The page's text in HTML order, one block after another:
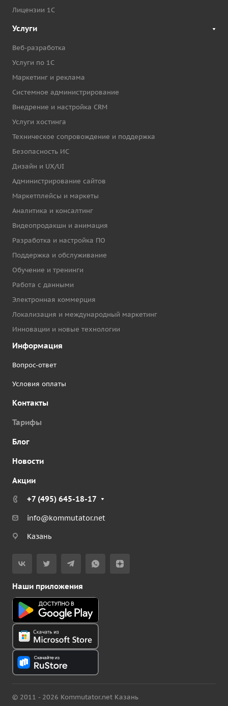
Лицензии 1С
Услуги
Веб-разработка
Услуги по 1С
Маркетинг и реклама
Системное администрирование
Внедрение и настройка CRM
Услуги хостинга
Техническое сопровождение и поддержка
Безопасность ИС
Дизайн и UX/UI
Администрирование сайтов
Маркетплейсы и маркеты
Аналитика и консалтинг
Видеопродакшн и анимация
Разработка и настройка ПО
Поддержка и обслуживание
Обучение и тренинги
Работа с данными
Электронная коммерция
Локализация и международный маркетинг
Инновации и новые технологии
Информация
Вопрос-ответ
Условия оплаты
Контакты
Тарифы
Блог
Новости
Акции
+7 (495) 645-18-17
info@kommutator.net
Казань
Наши приложения
© 2011 - 2026 Kommutator.net Казань